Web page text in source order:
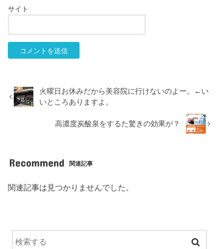
サイト
火曜日お休みだから美容院に行けないのよー。←い
いところありますよ。
高濃度炭酸泉をするた驚きの効果が？
Recommend 関連記事
関連記事は見つかりませんでした。